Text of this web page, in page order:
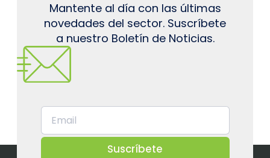
Mantente al día con las últimas
novedades del sector. Suscríbete
a nuestro Boletín de Noticias.
Suscríbete